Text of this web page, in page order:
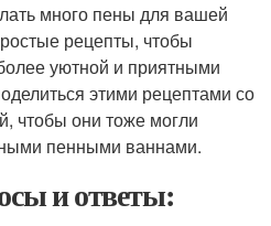
много пены для вашей
рецепты, чтобы
уютной и приятными
этими рецептами со
чтобы они тоже могли
пенными ваннами.
и ответы: